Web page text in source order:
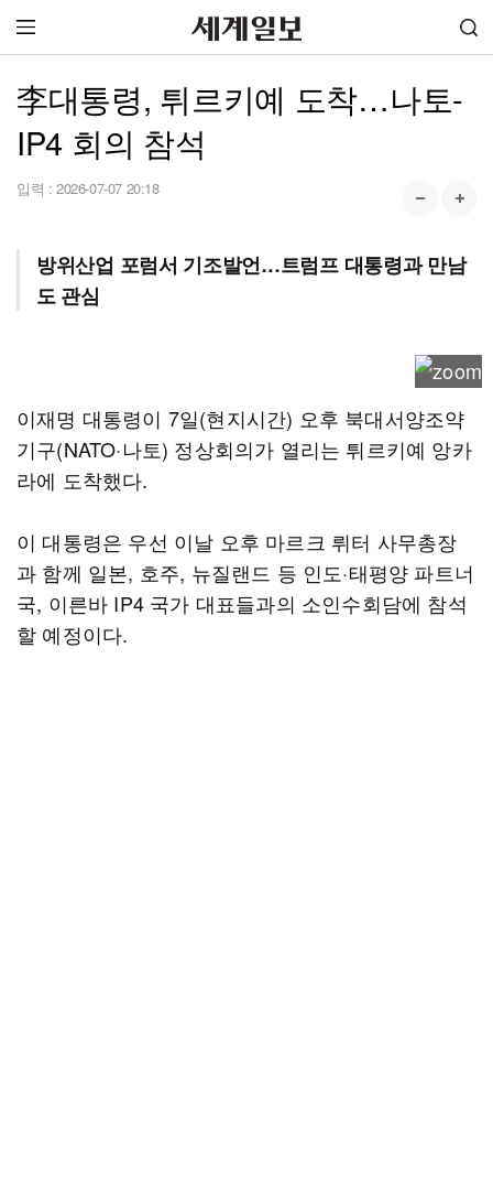
李대통령, 튀르키예 도착…나토-
IP4 회의 참석
입력 : 2026-07-07 20:18
방위산업 포럼서 기조발언…트럼프 대통령과 만남
도 관심
이재명 대통령이 7일(현지시간) 오후 북대서양조약
기구(NATO·나토) 정상회의가 열리는 튀르키예 앙카
라에 도착했다.
이 대통령은 우선 이날 오후 마르크 뤼터 사무총장
과 함께 일본, 호주, 뉴질랜드 등 인도·태평양 파트너
국, 이른바 IP4 국가 대표들과의 소인수회담에 참석
할 예정이다.